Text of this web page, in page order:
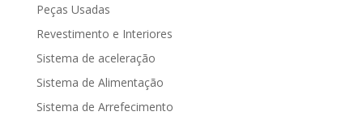
Peças Usadas
Revestimento e Interiores
Sistema de aceleração
Sistema de Alimentação
Sistema de Arrefecimento